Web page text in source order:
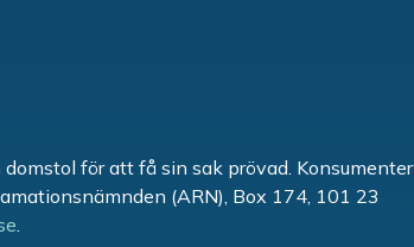
för att få sin sak prövad. Konsumenter
(ARN), Box 174, 101 23
.